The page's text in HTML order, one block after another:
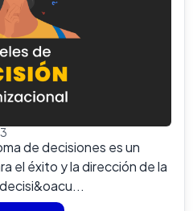
de decisiones es un
el éxito y la dirección de la